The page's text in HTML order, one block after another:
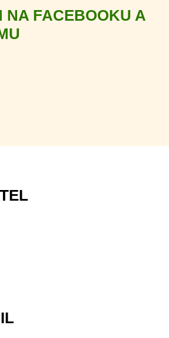
NA FACEBOOKU A